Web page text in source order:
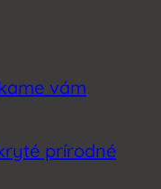
vám
prírodné